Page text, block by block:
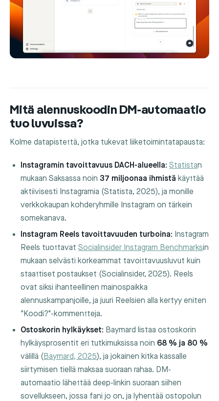
Mitä alennuskoodin DM-automaatio
tuo luvuissa?
Kolme datapistettä, jotka tukevat liiketoimintatapausta:
Instagramin tavoittavuus DACH-alueella: Statistan
mukaan Saksassa noin37 miljoonaa ihmistä käyttää
aktiivisesti Instagramia (Statista, 2025), ja monille
verkkokaupan kohderyhmille Instagram on tärkein
somekanava.
Instagram Reels tavoittavuuden turboina: Instagram
Reels tuottavatSocialinsider Instagram Benchmarksin
mukaan selvästi korkeammat tavoittavuusluvut kuin
staattiset postaukset (Socialinsider, 2025). Reels
ovat siksi ihanteellinen mainospaikka
alennuskampanjoille, ja juuri Reelsien alla kertyy eniten
"Koodi?"-kommentteja.
Ostoskorin hylkäykset: Baymard listaa ostoskorin
hylkäysprosentit eri tutkimuksissa noin 68 % ja 80 %
välillä (Baymard, 2025), ja jokainen kitka kassalle
siirtymisen tiellä maksaa suoraan rahaa. DM-
automaatio lähettää deep-linkin suoraan siihen
sovellukseen, jossa fani jo on, ja lyhentää ostopolun